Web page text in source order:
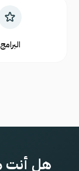
البرامج
هل أنت